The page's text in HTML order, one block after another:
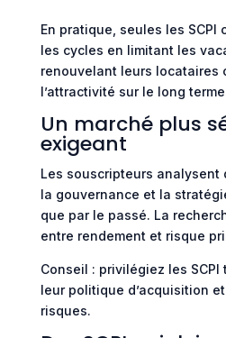
En pratique, seules les SCPI
les cycles en limitant les
renouvelant leurs locataires
l’attractivité sur le long
Un marché plus
exigeant
Les souscripteurs analysent
la gouvernance et la
que par le passé. La
entre rendement et risque
Conseil : privilégiez les
leur politique d’acquisition
risques.